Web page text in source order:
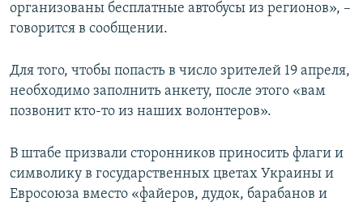
организованы бесплатные автобусы из регионов», –
говорится в сообщении.
Для того, чтобы попасть в число зрителей 19 апреля,
необходимо заполнить анкету, после этого «вам
позвонит кто-то из наших волонтеров».
В штабе призвали сторонников приносить флаги и
символику в государственных цветах Украины и
Евросоюза вместо «файеров, дудок, барабанов и